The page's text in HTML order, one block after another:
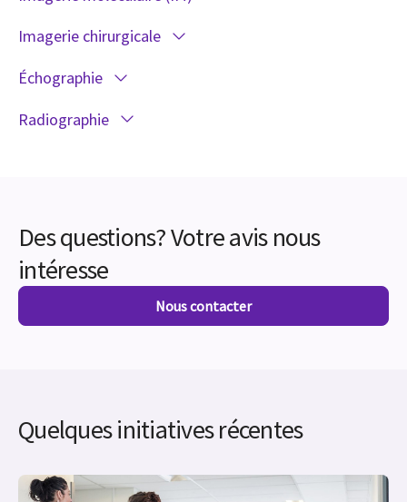
Imagerie chirurgicale
Échographie
Radiographie
Des questions? Votre avis nous
intéresse
Nous contacter
Quelques initiatives récentes